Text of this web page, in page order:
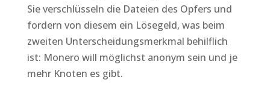
Sie verschlüsseln die Dateien des Opfers und
fordern von diesem ein Lösegeld, was beim
zweiten Unterscheidungsmerkmal behilflich
ist: Monero will möglichst anonym sein und je
mehr Knoten es gibt.